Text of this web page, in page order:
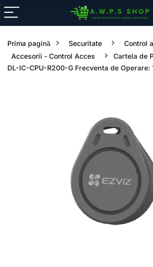
Prima pagină Securitate
Control
Accesorii - Control Acces
Cartela de
DL-IC-CPU-R200-G Frecventa de Operare: